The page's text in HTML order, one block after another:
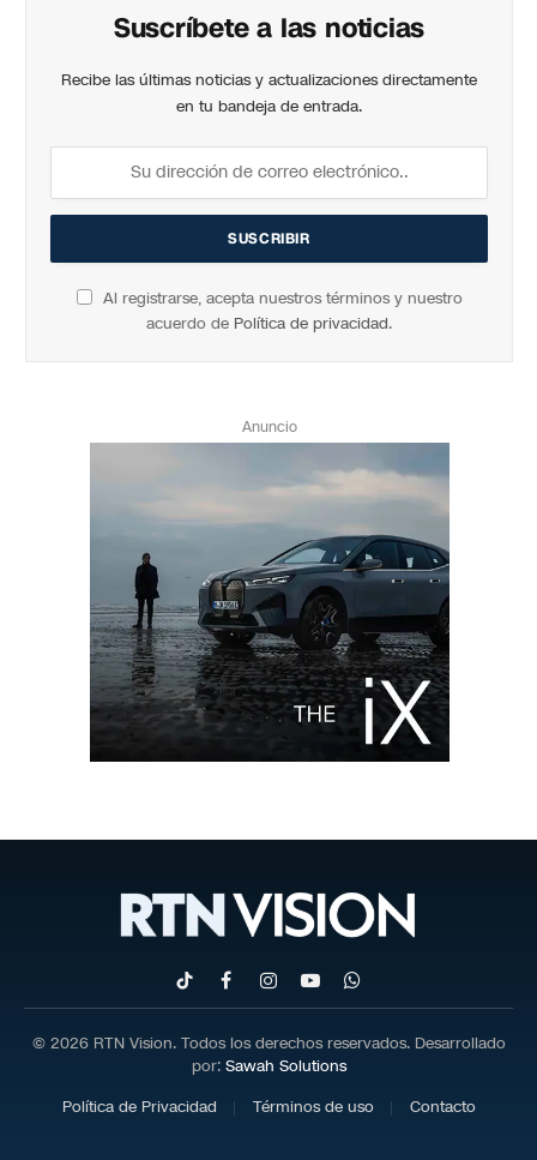
Suscríbete a las noticias
Recibe las últimas noticias y actualizaciones directamente
en tu bandeja de entrada.
Al registrarse, acepta nuestros términos y nuestro
acuerdo de Política de privacidad.
Anuncio
TikTokFacebookInstagram
YouTubeWhatsApp
© 2026 RTN Vision. Todos los derechos reservados. Desarrollado
por: Sawah Solutions
Política de Privacidad
Términos de uso Contacto